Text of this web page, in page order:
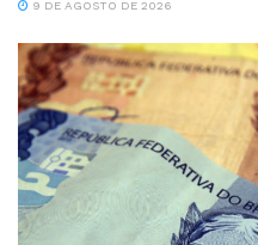
9 DE AGOSTO DE 2026